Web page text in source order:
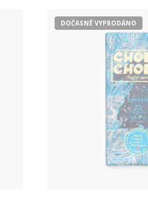
DOČASNĚ VYPRODÁNO